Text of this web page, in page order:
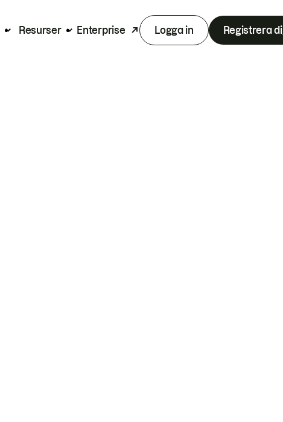
Resurser Enterprise Logga in Registrera